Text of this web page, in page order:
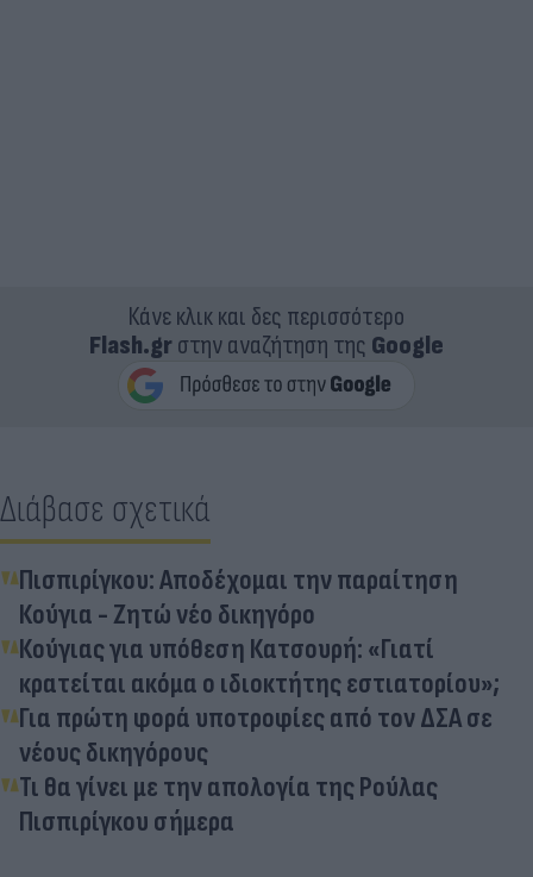
Κάνε κλικ και δες περισσότερο
Flash.grστην αναζήτηση της Google
Διάβασε σχετικά
Πισπιρίγκου: Αποδέχομαι την παραίτηση
Κούγια - Ζητώ νέο δικηγόρο
Κούγιας για υπόθεση Κατσουρή: «Γιατί
κρατείται ακόμα ο ιδιοκτήτης εστιατορίου»;
Για πρώτη φορά υποτροφίες από τον ΔΣΑ σε
νέους δικηγόρους
Τι θα γίνει με την απολογία της Ρούλας
Πισπιρίγκου σήμερα